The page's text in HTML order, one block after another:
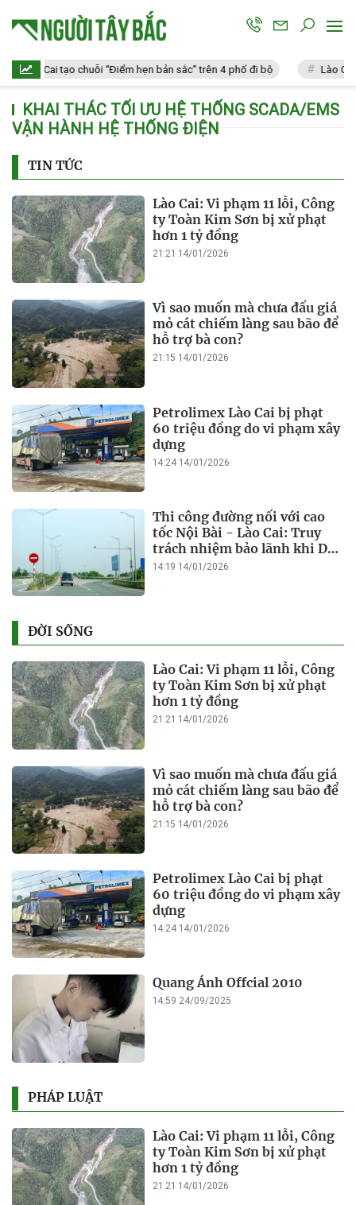
Lào Cai tạo chuỗi “Điểm hẹn bản sắc” trên 4 phố đi bộ Lào
KHAI THÁC TỐI ƯU HỆ THỐNG SCADA/EMS
VẬN HÀNH HỆ THỐNG ĐIỆN
TIN TỨC
Lào Cai: Vi phạm 11 lỗi, Công
ty Toàn Kim Sơn bị xử phạt
hơn 1 tỷ đồng
21:21 14/01/2026
Vì sao muốn mà chưa đấu giá
mỏ cát chiếm làng sau bão để
hỗ trợ bà con?
21:15 14/01/2026
Petrolimex Lào Cai bị phạt
60 triệu đồng do vi phạm xây
dựng
14:24 14/01/2026
Thi công đường nối với cao
tốc Nội Bài - Lào Cai: Truy
trách nhiệm bảo lãnh khi Duy
Bảo chậm tiến độ?
14:19 14/01/2026
ĐỜI SỐNG
Lào Cai: Vi phạm 11 lỗi, Công
ty Toàn Kim Sơn bị xử phạt
hơn 1 tỷ đồng
21:21 14/01/2026
Vì sao muốn mà chưa đấu giá
mỏ cát chiếm làng sau bão để
hỗ trợ bà con?
21:15 14/01/2026
Petrolimex Lào Cai bị phạt
60 triệu đồng do vi phạm xây
dựng
14:24 14/01/2026
Quang Ánh Offcial 2010
14:59 24/09/2025
PHÁP LUẬT
Lào Cai: Vi phạm 11 lỗi, Công
ty Toàn Kim Sơn bị xử phạt
hơn 1 tỷ đồng
21:21 14/01/2026